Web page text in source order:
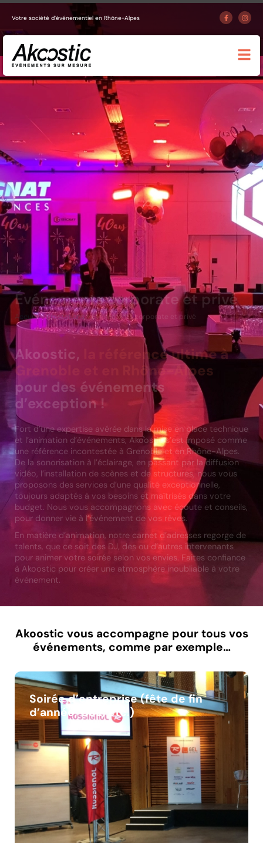
Votre société d’événementiel en Rhône-Alpes
Événements corporate et privé
Accueil»Prestations»Événements corporate et privé
Akoostic,
la référence ultime à
Grenoble et en Rhône-Alpes
pour des événements
d’exception !
Fort d’une expertise avérée dans la mise en place technique
et l’animation d’événements, Akoostic s’est imposé comme
une référence incontestée à Grenoble et en Rhône-Alpes.
De la sonorisation à l’éclairage, en passant par la diffusion
vidéo, l’installation de scènes et de structures, nous vous
proposons des services d’une qualité exceptionnelle,
toujours adaptés à vos besoins et maîtrisés dans votre
budget. Nous vous accompagnons avec écoute et conseils,
pour donner vie à l’événement de vos rêves.
En matière d’animation, notre carnet d’adresses regorge de
talents, que ce soit des DJ, des ou d’autres intervenants
pour animer votre soirée selon vos envies. Faites confiance
à Akoostic pour créer une atmosphère inoubliable à votre
événement.
Akoostic vous accompagne pour tous vos
événements, comme par exemple…
Soirée d’entreprise (fête de fin
d’année, CSE, etc.)